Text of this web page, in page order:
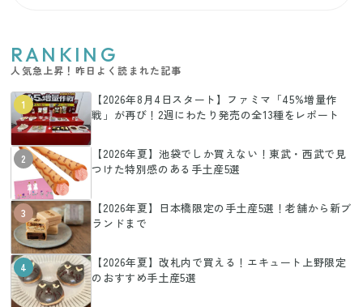
RANKING
人気急上昇！昨日よく読まれた記事
1
【2026年8月4日スタート】ファミマ「45%増量作
戦」が再び！2週にわたり発売の全13種をレポート
2
【2026年夏】池袋でしか買えない！東武・西武で見
つけた特別感のある手土産5選
3
【2026年夏】日本橋限定の手土産5選！老舗から新ブ
ランドまで
4
【2026年夏】改札内で買える！エキュート上野限定
のおすすめ手土産5選